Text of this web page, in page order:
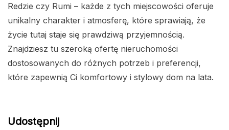
Redzie czy Rumi – każde z tych miejscowości oferuje
unikalny charakter i atmosferę, które sprawiają, że
życie tutaj staje się prawdziwą przyjemnością.
Znajdziesz tu szeroką ofertę nieruchomości
dostosowanych do różnych potrzeb i preferencji,
które zapewnią Ci komfortowy i stylowy dom na lata.
Udostępnij